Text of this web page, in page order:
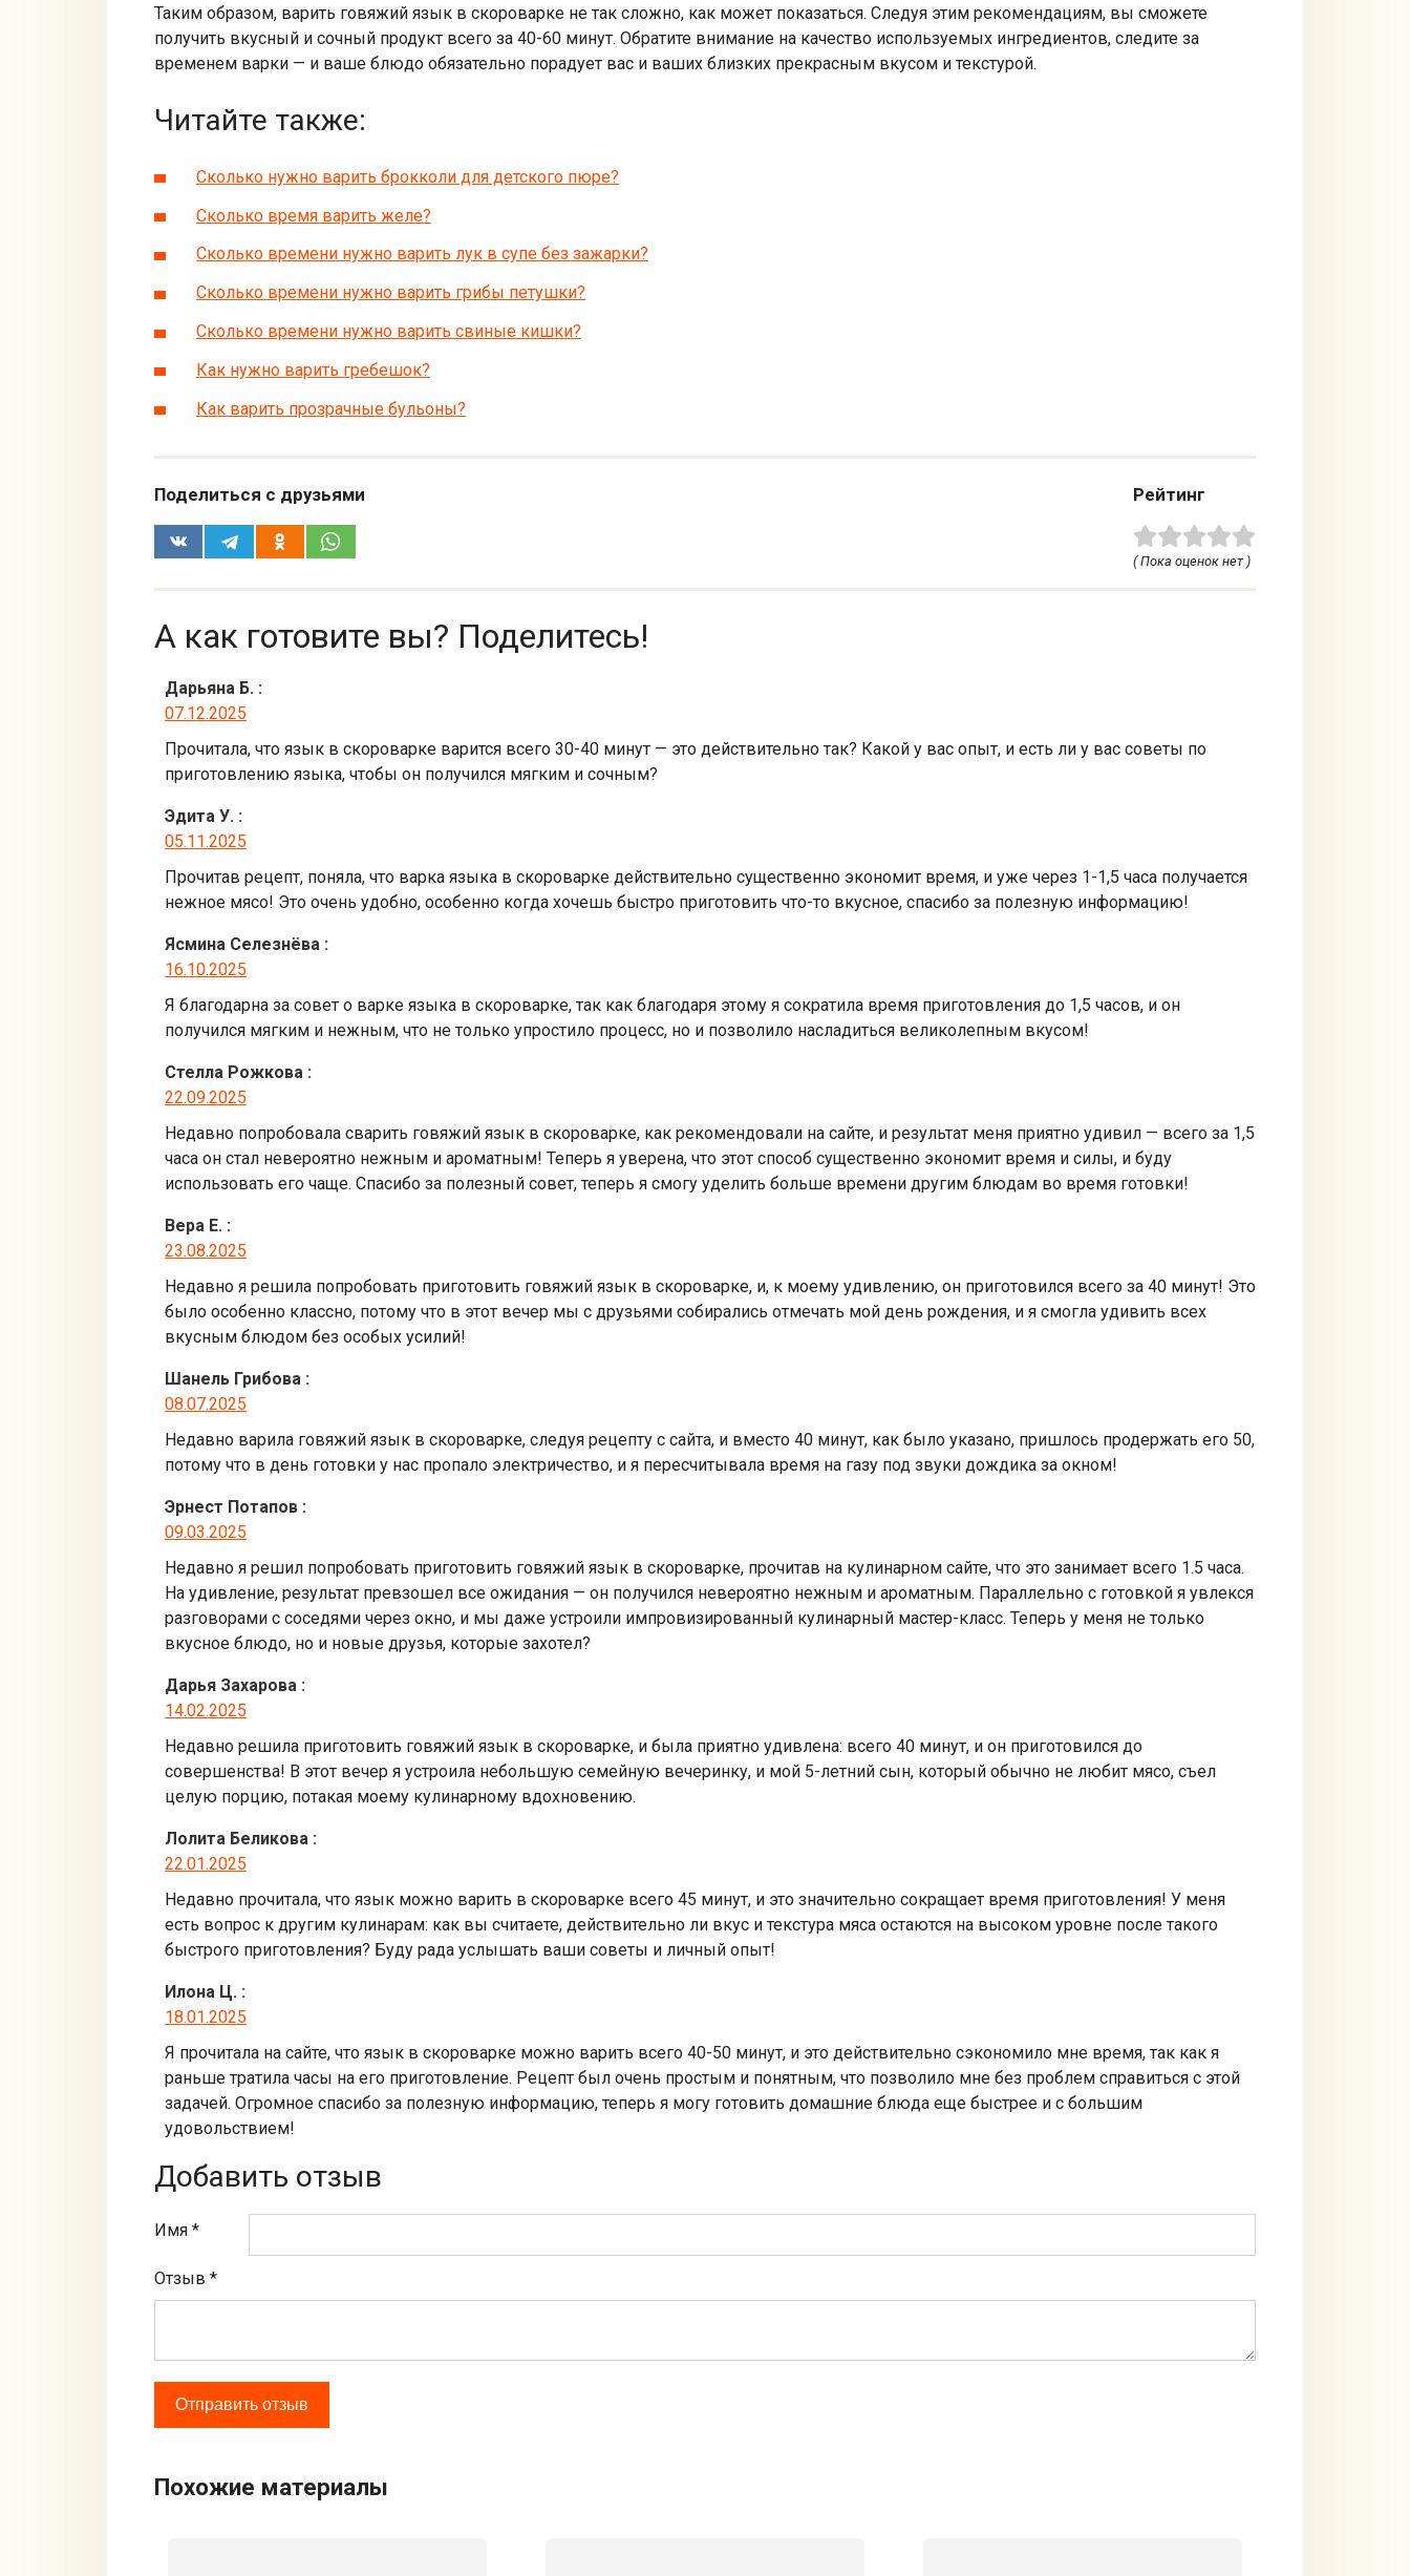
Таким образом, варить говяжий язык в скороварке не так сложно, как может показаться. Следуя этим рекомендациям, вы сможете
получить вкусный и сочный продукт всего за 40-60 минут. Обратите внимание на качество используемых ингредиентов, следите за
временем варки — и ваше блюдо обязательно порадует вас и ваших близких прекрасным вкусом и текстурой.
Читайте также:
Сколько нужно варить брокколи для детского пюре?
Сколько время варить желе?
Сколько времени нужно варить лук в супе без зажарки?
Сколько времени нужно варить грибы петушки?
Сколько времени нужно варить свиные кишки?
Как нужно варить гребешок?
Как варить прозрачные бульоны?
Поделиться с друзьями Рейтинг
( Пока оценок нет )
А как готовите вы? Поделитесь!
Дарьяна Б. :
07.12.2025
Прочитала, что язык в скороварке варится всего 30-40 минут — это действительно так? Какой у вас опыт, и есть ли у вас советы по
приготовлению языка, чтобы он получился мягким и сочным?
Эдита У. :
05.11.2025
Прочитав рецепт, поняла, что варка языка в скороварке действительно существенно экономит время, и уже через 1-1,5 часа получается
нежное мясо! Это очень удобно, особенно когда хочешь быстро приготовить что-то вкусное, спасибо за полезную информацию!
Ясмина Селезнёва :
16.10.2025
Я благодарна за совет о варке языка в скороварке, так как благодаря этому я сократила время приготовления до 1,5 часов, и он
получился мягким и нежным, что не только упростило процесс, но и позволило насладиться великолепным вкусом!
Стелла Рожкова :
22.09.2025
Недавно попробовала сварить говяжий язык в скороварке, как рекомендовали на сайте, и результат меня приятно удивил — всего за 1,5
часа он стал невероятно нежным и ароматным! Теперь я уверена, что этот способ существенно экономит время и силы, и буду
использовать его чаще. Спасибо за полезный совет, теперь я смогу уделить больше времени другим блюдам во время готовки!
Вера Е. :
23.08.2025
Недавно я решила попробовать приготовить говяжий язык в скороварке, и, к моему удивлению, он приготовился всего за 40 минут! Это
было особенно классно, потому что в этот вечер мы с друзьями собирались отмечать мой день рождения, и я смогла удивить всех
вкусным блюдом без особых усилий!
Шанель Грибова :
08.07.2025
Недавно варила говяжий язык в скороварке, следуя рецепту с сайта, и вместо 40 минут, как было указано, пришлось продержать его 50,
потому что в день готовки у нас пропало электричество, и я пересчитывала время на газу под звуки дождика за окном!
Эрнест Потапов :
09.03.2025
Недавно я решил попробовать приготовить говяжий язык в скороварке, прочитав на кулинарном сайте, что это занимает всего 1.5 часа.
На удивление, результат превзошел все ожидания — он получился невероятно нежным и ароматным. Параллельно с готовкой я увлекся
разговорами с соседями через окно, и мы даже устроили импровизированный кулинарный мастер-класс. Теперь у меня не только
вкусное блюдо, но и новые друзья, которые захотел?
Дарья Захарова :
14.02.2025
Недавно решила приготовить говяжий язык в скороварке, и была приятно удивлена: всего 40 минут, и он приготовился до
совершенства! В этот вечер я устроила небольшую семейную вечеринку, и мой 5-летний сын, который обычно не любит мясо, съел
целую порцию, потакая моему кулинарному вдохновению.
Лолита Беликова :
22.01.2025
Недавно прочитала, что язык можно варить в скороварке всего 45 минут, и это значительно сокращает время приготовления! У меня
есть вопрос к другим кулинарам: как вы считаете, действительно ли вкус и текстура мяса остаются на высоком уровне после такого
быстрого приготовления? Буду рада услышать ваши советы и личный опыт!
Илона Ц. :
18.01.2025
Я прочитала на сайте, что язык в скороварке можно варить всего 40-50 минут, и это действительно сэкономило мне время, так как я
раньше тратила часы на его приготовление. Рецепт был очень простым и понятным, что позволило мне без проблем справиться с этой
задачей. Огромное спасибо за полезную информацию, теперь я могу готовить домашние блюда еще быстрее и с большим
удовольствием!
Добавить отзыв
Имя *
Отзыв *
Похожие материалы